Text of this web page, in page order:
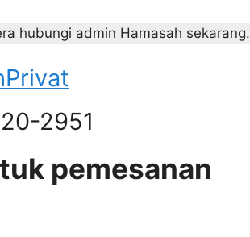
hubungi admin Hamasah sekarang.
2951
pemesanan